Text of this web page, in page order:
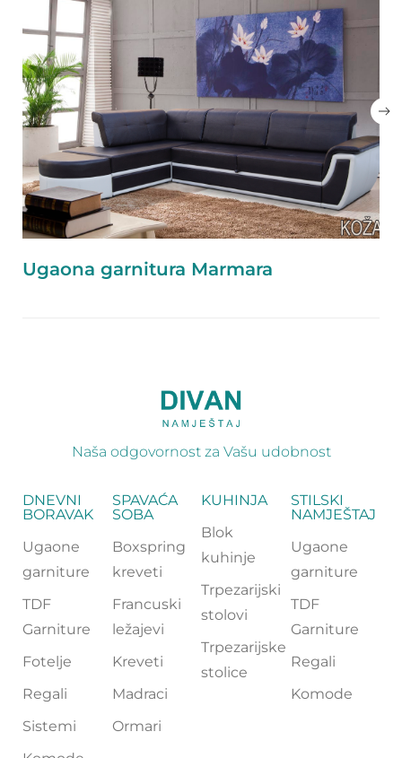
Ugaona garnitura Marmara
Naša odgovornost za Vašu udobnost
DNEVNI
BORAVAK
Ugaone
garniture
TDF
Garniture
Fotelje
Regali
Sistemi
SPAVAĆA
SOBA
Boxspring
kreveti
Francuski
ležajevi
Kreveti
Madraci
Ormari
KUHINJA
Blok
kuhinje
Trpezarijski
stolovi
Trpezarijske
stolice
STILSKI
NAMJEŠTAJ
Ugaone
garniture
TDF
Garniture
Regali
Komode